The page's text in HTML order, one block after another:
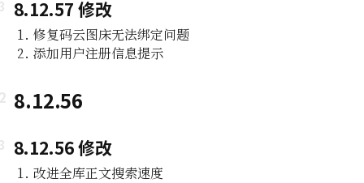
8.12.57 修改
修复码云图床无法绑定问题
添加用户注册信息提示
8.12.56
8.12.56 修改
改进全库正文搜索速度